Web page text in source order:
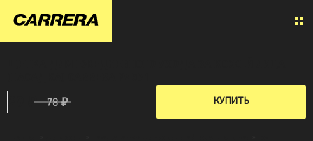
29 ₽ 78 ₽ КУПИТЬ